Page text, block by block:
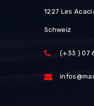
1227 Les
Schweiz
(+33 ) 07